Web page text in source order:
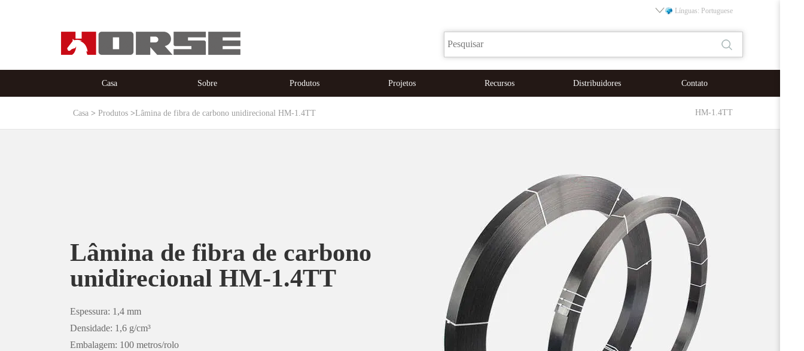
Línguas: Portuguese
Casa Sobre Produtos Projetos Recursos Distribuidores Contato
Casa Produtos Lâmina de fibra de carbono unidirecional HM-1.4TT HM-1.4TT
Lâmina de fibra de carbono
unidirecional HM-1.4TT
O laminado de polímero reforçado com fibra de carbono Horse (CFRP) é um
laminado composto pré-curado, colado na estrutura como reforço externo com epóxi
HM-120CP.